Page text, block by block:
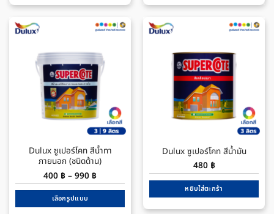
product
variants.
The
options
may
be
chosen
product
page
Dulux ซูเปอร์โคท สีน้ำทา
ภายนอก (ชนิดด้าน)
400 ฿ – 990 ฿Price
range:
400 ฿
990 ฿
เลือกรูปแบบ
Dulux ซูเปอร์โคท สีน้ำมัน
480 ฿
หยิบใส่ตะกร้า